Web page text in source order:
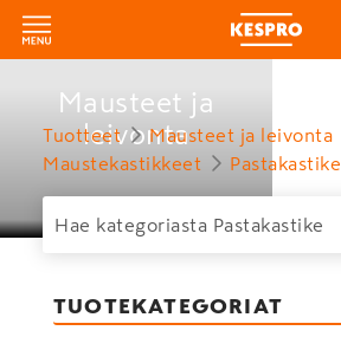
Mausteet ja
leivonta
Tuotteet
Mausteet ja leivonta
Maustekastikkeet
Pastakastike
TUOTEKATEGORIAT